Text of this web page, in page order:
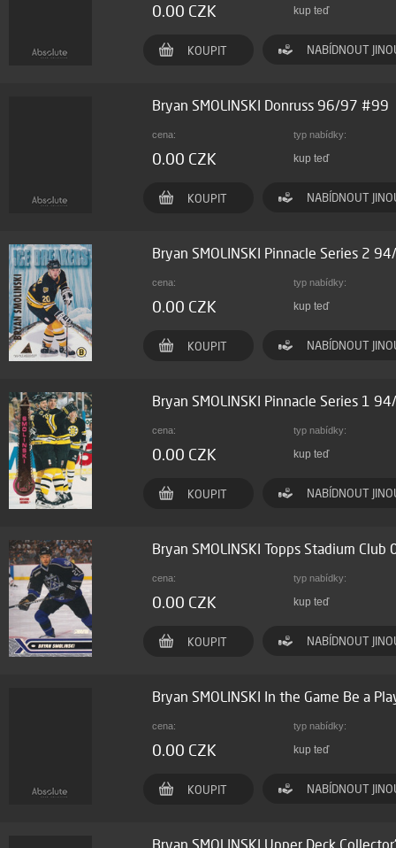
0.00 CZK kup teď
KOUPIT NABÍDNOUT
Bryan SMOLINSKI Donruss 96/97 #99
cena: typ nabídky:
0.00 CZK kup teď
KOUPIT NABÍDNOUT
Bryan SMOLINSKI Pinnacle Series 2
cena: typ nabídky:
0.00 CZK kup teď
KOUPIT NABÍDNOUT
Bryan SMOLINSKI Pinnacle Series 1
cena: typ nabídky:
0.00 CZK kup teď
KOUPIT NABÍDNOUT
Bryan SMOLINSKI Topps Stadium
cena: typ nabídky:
0.00 CZK kup teď
KOUPIT NABÍDNOUT
Bryan SMOLINSKI In the Game Be a
cena: typ nabídky:
0.00 CZK kup teď
KOUPIT NABÍDNOUT
Bryan SMOLINSKI Upper Deck